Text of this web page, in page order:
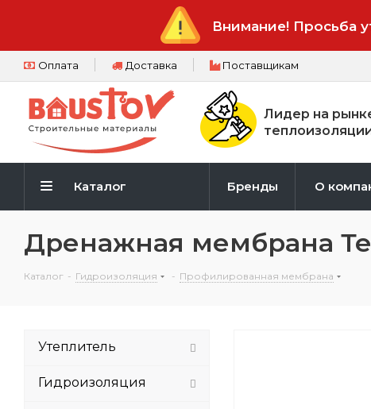
Внимание! Просьба
Оплата Доставка Поставщикам
Лидер на
Каталог Бренды О
Дренажная мембрана
Каталог - Гидроизоляция - Профилированная мембрана
Утеплитель
Гидроизоляция